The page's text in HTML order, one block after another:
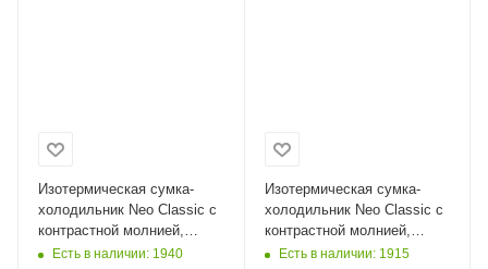
Изотермическая сумка-
холодильник Neo Classic c
контрастной молнией,
серый/зеленое яблоко +
Есть в наличии: 1940
Изотермическая сумка-
холодильник Neo Classic c
контрастной молнией,
серый/оранж + ремувка
Есть в наличии: 1915